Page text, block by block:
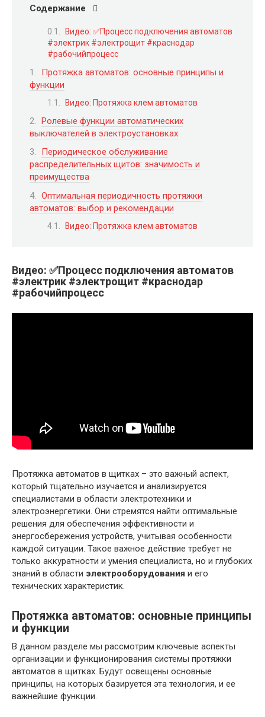
Содержание
Видео: ✅️Процесс подключения автоматов
#электрик #электрощит #краснодар
#рабочийпроцесс
Протяжка автоматов: основные принципы и
функции
Видео: Протяжка клем автоматов
Ролевые функции автоматических
выключателей в электроустановках
Периодическое обслуживание
распределительных щитов: значимость и
преимущества
Оптимальная периодичность протяжки
автоматов: выбор и рекомендации
Видео: Протяжка клем автоматов
Видео: ✅️Процесс подключения автоматов
#электрик #электрощит #краснодар
#рабочийпроцесс
Протяжка автоматов в щитках – это важный аспект,
который тщательно изучается и анализируется
специалистами в области электротехники и
электроэнергетики. Они стремятся найти оптимальные
решения для обеспечения эффективности и
энергосбережения устройств, учитывая особенности
каждой ситуации. Такое важное действие требует не
только аккуратности и умения специалиста, но и глубоких
знаний в области электрооборудования и его
технических характеристик.
Протяжка автоматов: основные принципы
и функции
В данном разделе мы рассмотрим ключевые аспекты
организации и функционирования системы протяжки
автоматов в щитках. Будут освещены основные
принципы, на которых базируется эта технология, и ее
важнейшие функции.